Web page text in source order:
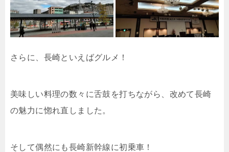
さらに、長崎といえばグルメ！
美味しい料理の数々に舌鼓を打ちながら、改めて長崎
の魅力に惚れ直しました。
そして偶然にも長崎新幹線に初乗車！